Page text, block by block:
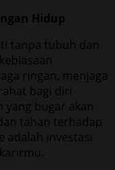
Hidup
tanpa tubuh dan
ringan, menjaga
bagi diri
yang bugar akan
tahan terhadap
adalah investasi